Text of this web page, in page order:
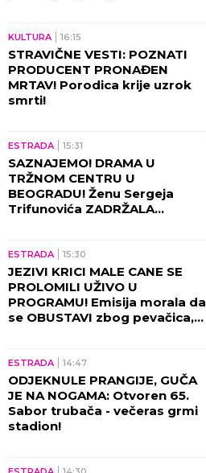
KULTURA 16:15
STRAVIČNE VESTI: POZNATI
PRODUCENT PRONAĐEN
MRTAV! Porodica krije uzrok
smrti!
ESTRADA 15:31
SAZNAJEMO! DRAMA U
TRŽNOM CENTRU U
BEOGRADU! Ženu Sergeja
Trifunovića ZADRŽALA
čega!
ESTRADA 15:30
JEZIVI KRICI MALE CANE SE
PROLOMILI UŽIVO U
PROGRAMU! Emisija morala da
se OBUSTAVI zbog pevačica,
ESTRADA 14:47
ODJEKNULE PRANGIJE, GUČA
JE NA NOGAMA: Otvoren 65.
Sabor trubača - večeras grmi
stadion!